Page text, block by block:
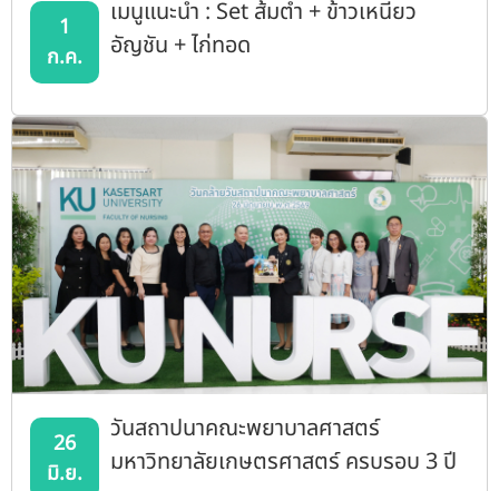
1
ก.ค.
เมนูแนะนำ : Set ส้มตำ + ข้าวเหนียว
อัญชัน + ไก่ทอด
26
มิ.ย.
วันสถาปนาคณะพยาบาลศาสตร์
มหาวิทยาลัยเกษตรศาสตร์ ครบรอบ 3 ปี